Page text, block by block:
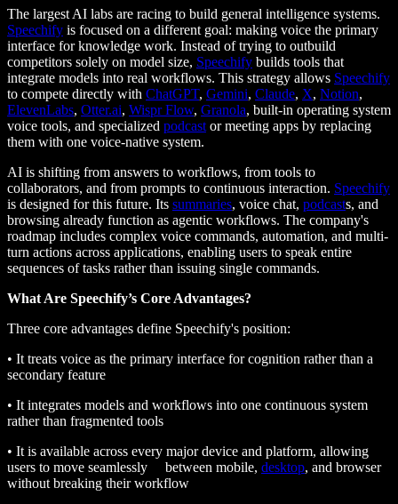
The largest AI labs are racing to build general intelligence systems.
Speechify is focused on a different goal: making voice the primary
interface for knowledge work. Instead of trying to outbuild
competitors solely on model size, Speechify builds tools that
integrate models into real workflows. This strategy allows Speechify
to compete directly with ChatGPT, Gemini, Claude, X, Notion,
ElevenLabs, Otter.ai, Wispr Flow, Granola, built-in operating system
voice tools, and specialized podcast or meeting apps by replacing
them with one voice-native system.
AI is shifting from answers to workflows, from tools to
collaborators, and from prompts to continuous interaction. Speechify
is designed for this future. Its summaries, voice chat, podcasts, and
browsing already function as agentic workflows. The company's
roadmap includes complex voice commands, automation, and multi-
turn actions across applications, enabling users to speak entire
sequences of tasks rather than issuing single commands.
What Are Speechify’s Core Advantages?
Three core advantages define Speechify's position:
• It treats voice as the primary interface for cognition rather than a
secondary feature
• It integrates models and workflows into one continuous system
rather than fragmented tools
• It is available across every major device and platform, allowing
users to move seamlessly between mobile, desktop, and browser
without breaking their workflow